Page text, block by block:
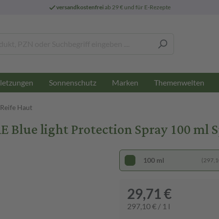
versandkostenfreiab 29 € und für E-Rezepte
Sonnenschutz Marken Themenwelten
Haut
Blue light Protection Spray 100 ml
100 ml
29,71 €
297,10 € / 1 l